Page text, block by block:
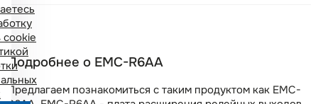
Подробнее о EMC-R6AA
Предлагаем познакомиться с таким продуктом как EMC-
cookie